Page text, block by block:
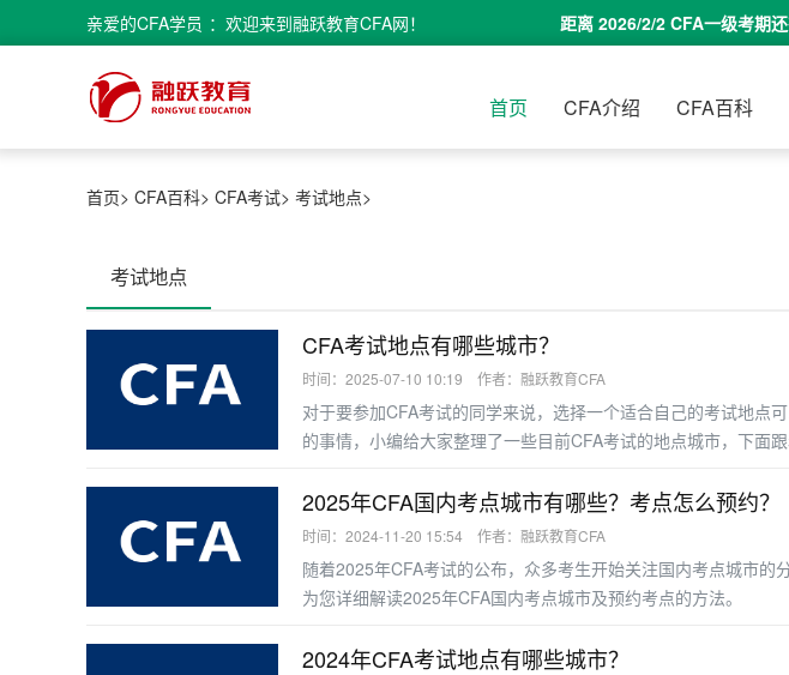
亲爱的CFA学员 ：欢迎来到融跃教育CFA网！ 距离 2026/2/2 CFA一级考期
首页 CFA介绍 CFA百科
首页> CFA百科> CFA考试> 考试地点>
考试地点
CFA考试地点有哪些城市？
时间：2025-07-10 10:19 作者：融跃教育CFA
对于要参加CFA考试的同学来说，选择一个适合自己的考试地点
的事情，小编给大家整理了一些目前CFA考试的地点城市，下面
2025年CFA国内考点城市有哪些？考点怎么预约？
时间：2024-11-20 15:54 作者：融跃教育CFA
随着2025年CFA考试的公布，众多考生开始关注国内考点城市的
为您详细解读2025年CFA国内考点城市及预约考点的方法。
2024年CFA考试地点有哪些城市？